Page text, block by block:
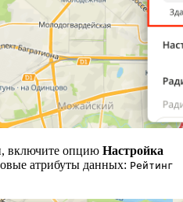
включите опцию Настройка
атрибуты данных: Рейтинг